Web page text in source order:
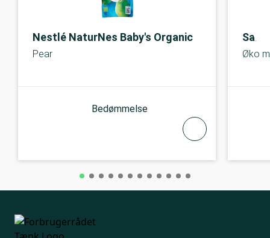
Nestlé NaturNes Baby's Organic
Pear
Bedømmelse
Øko